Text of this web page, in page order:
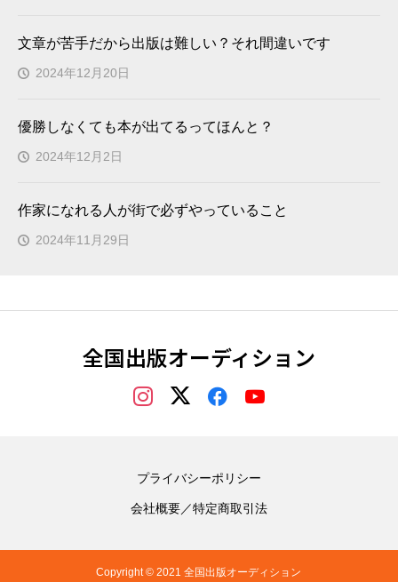
文章が苦手だから出版は難しい？それ間違いです
2024年12月20日
優勝しなくても本が出てるってほんと？
2024年12月2日
作家になれる人が街で必ずやっていること
2024年11月29日
全国出版オーディション
プライバシーポリシー
会社概要／特定商取引法
Copyright © 2021 全国出版オーディション